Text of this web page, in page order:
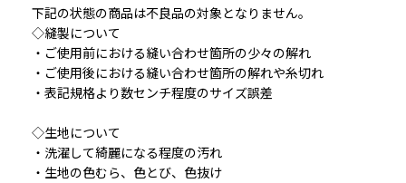
下記の状態の商品は不良品の対象となりません。
◇縫製について
・ご使用前における縫い合わせ箇所の少々の解れ
・ご使用後における縫い合わせ箇所の解れや糸切れ
・表記規格より数センチ程度のサイズ誤差
◇生地について
・洗濯して綺麗になる程度の汚れ
・生地の色むら、色とび、色抜け